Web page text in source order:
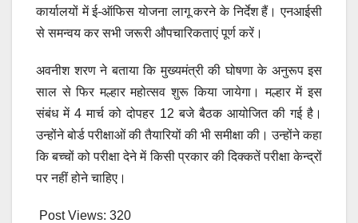
कार्यालयों में ई-ऑफिस योजना लागू करने के निर्देश हैं। एनआईसी
से समन्वय कर सभी जरूरी औपचारिकताएं पूर्ण करें।
अवनीश शरण ने बताया कि मुख्यमंत्री की घोषणा के अनुरूप इस
साल से फिर मल्हार महोत्सव शुरू किया जायेगा। मल्हार में इस
संबंध में 4 मार्च को दोपहर 12 बजे बैठक आयोजित की गई है।
उन्होंने बोर्ड परीक्षाओं की तैयारियों की भी समीक्षा की। उन्होंने कहा
कि बच्चों को परीक्षा देने में किसी प्रकार की दिक्कतें परीक्षा केन्द्रों
पर नहीं होने चाहिए।
Post Views: 320